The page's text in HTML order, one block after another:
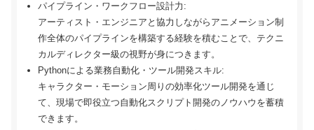
パイプライン・ワークフロー設計力:
アーティスト・エンジニアと協力しながらアニメーション制
作全体のパイプラインを構築する経験を積むことで、テクニ
カルディレクター級の視野が身につきます。
Pythonによる業務自動化・ツール開発スキル:
キャラクター・モーション周りの効率化ツール開発を通じ
て、現場で即役立つ自動化スクリプト開発のノウハウを蓄積
できます。